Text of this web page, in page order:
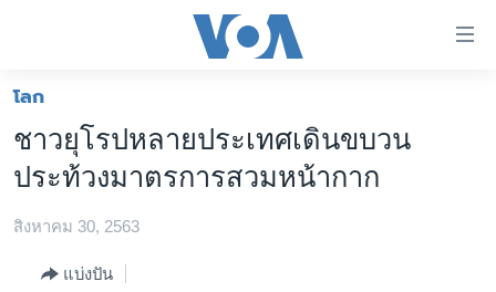
ต่อ
เนื้อหา
ข้าม
หน้าหลัก
โลก
เอเชีย
สหรัฐฯ
ไทย
โลก
ชาวยุโรปหลายประเทศเดินขบวน
ประท้วงมาตรการสวมหน้ากาก
สิงหาคม 30, 2563
แบ่งปัน